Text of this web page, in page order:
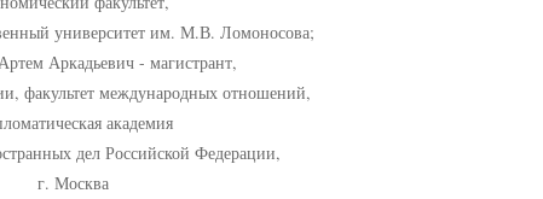
университет им. М.В. Ломоносова;
Аркадьевич - магистрант,
факультет международных отношений,
академия
дел Российской Федерации,
г. Москва